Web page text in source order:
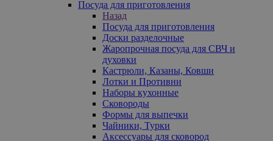
Посуда для приготовления
Назад
Посуда для приготовления
Доски разделочные
Жаропрочная посуда для СВЧ и
духовки
Кастрюли, Казаны, Ковши
Лотки и Противни
Наборы кухонные
Сковороды
Формы для выпечки
Чайники, Турки
Аксессуары для сковород